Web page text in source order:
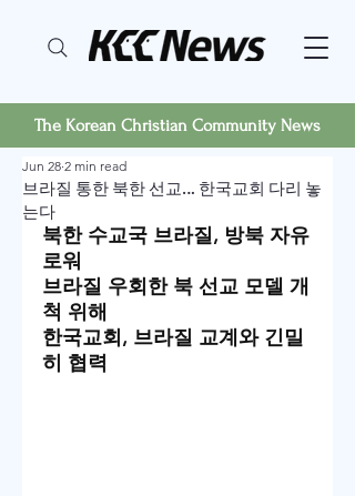
The Korean Christian Community News
브라질 통한 북한 선교… 한국교회 다리 놓
는다
Jun 28 2 min read
북한 수교국 브라질, 방북 자유
로워
브라질 우회한 북 선교 모델 개
척 위해
한국교회, 브라질 교계와 긴밀
히 협력